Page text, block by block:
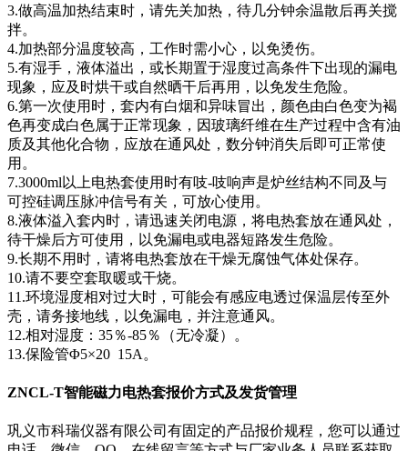
3.做高温加热结束时，请先关加热，待几分钟余温散后再关搅
拌。
4.加热部分温度较高，工作时需小心，以免烫伤。
5.有湿手，液体溢出，或长期置于湿度过高条件下出现的漏电
现象，应及时烘干或自然晒干后再用，以免发生危险。
6.第一次使用时，套内有白烟和异味冒出，颜色由白色变为褐
色再变成白色属于正常现象，因玻璃纤维在生产过程中含有油
质及其他化合物，应放在通风处，数分钟消失后即可正常使
用。
7.3000ml以上电热套使用时有吱-吱响声是炉丝结构不同及与
可控硅调压脉冲信号有关，可放心使用。
8.液体溢入套内时，请迅速关闭电源，将电热套放在通风处，
待干燥后方可使用，以免漏电或电器短路发生危险。
9.长期不用时，请将电热套放在干燥无腐蚀气体处保存。
10.请不要空套取暖或干烧。
11.环境湿度相对过大时，可能会有感应电透过保温层传至外
壳，请务接地线，以免漏电，并注意通风。
12.相对湿度：35％-85％（无冷凝）。
13.保险管Φ5×20 15A。
ZNCL-T智能磁力电热套报价方式及发货管理
巩义市科瑞仪器有限公司有固定的产品报价规程，您可以通过